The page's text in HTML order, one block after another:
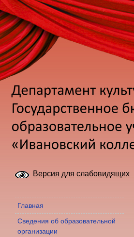
Версия для слабовидящих
Главная
Сведения об образовательной
организации